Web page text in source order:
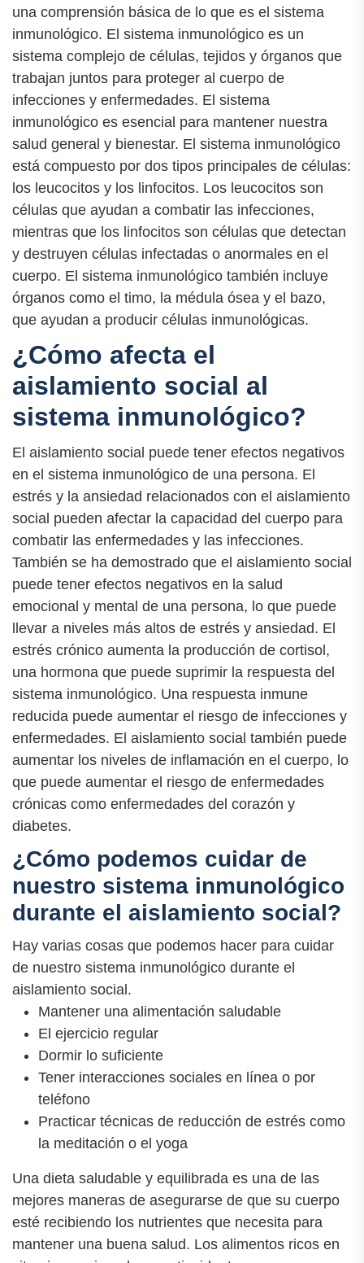
una comprensión básica de lo que es el sistema
inmunológico. El sistema inmunológico es un
sistema complejo de células, tejidos y órganos que
trabajan juntos para proteger al cuerpo de
infecciones y enfermedades. El sistema
inmunológico es esencial para mantener nuestra
salud general y bienestar. El sistema inmunológico
está compuesto por dos tipos principales de células:
los leucocitos y los linfocitos. Los leucocitos son
células que ayudan a combatir las infecciones,
mientras que los linfocitos son células que detectan
y destruyen células infectadas o anormales en el
cuerpo. El sistema inmunológico también incluye
órganos como el timo, la médula ósea y el bazo,
que ayudan a producir células inmunológicas.
¿Cómo afecta el
aislamiento social al
sistema inmunológico?
El aislamiento social puede tener efectos negativos
en el sistema inmunológico de una persona. El
estrés y la ansiedad relacionados con el aislamiento
social pueden afectar la capacidad del cuerpo para
combatir las enfermedades y las infecciones.
También se ha demostrado que el aislamiento social
puede tener efectos negativos en la salud
emocional y mental de una persona, lo que puede
llevar a niveles más altos de estrés y ansiedad. El
estrés crónico aumenta la producción de cortisol,
una hormona que puede suprimir la respuesta del
sistema inmunológico. Una respuesta inmune
reducida puede aumentar el riesgo de infecciones y
enfermedades. El aislamiento social también puede
aumentar los niveles de inflamación en el cuerpo, lo
que puede aumentar el riesgo de enfermedades
crónicas como enfermedades del corazón y
diabetes.
¿Cómo podemos cuidar de
nuestro sistema inmunológico
durante el aislamiento social?
Hay varias cosas que podemos hacer para cuidar
de nuestro sistema inmunológico durante el
aislamiento social.
Mantener una alimentación saludable
El ejercicio regular
Dormir lo suficiente
Tener interacciones sociales en línea o por
teléfono
Practicar técnicas de reducción de estrés como
la meditación o el yoga
Una dieta saludable y equilibrada es una de las
mejores maneras de asegurarse de que su cuerpo
esté recibiendo los nutrientes que necesita para
mantener una buena salud. Los alimentos ricos en